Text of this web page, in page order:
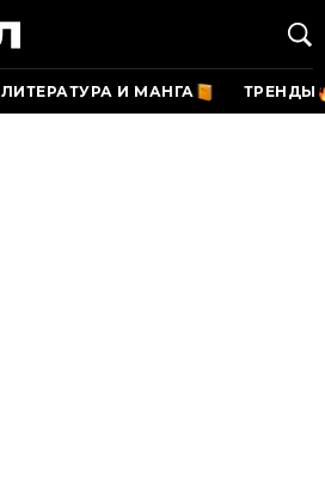
ЛИТЕРАТУРА И МАНГА ТРЕНДЫ